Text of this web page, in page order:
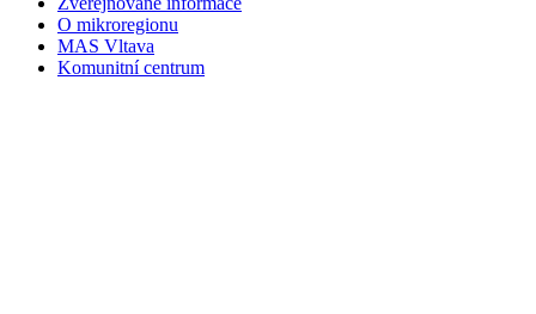
O mikroregionu
MAS Vltava
Komunitní centrum